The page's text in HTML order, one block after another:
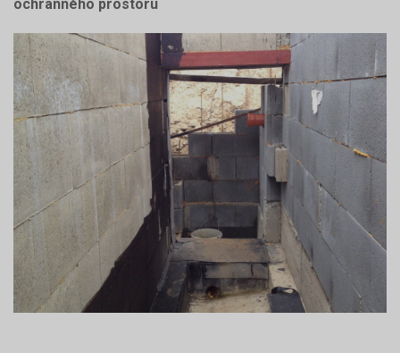
ochranného prostoru